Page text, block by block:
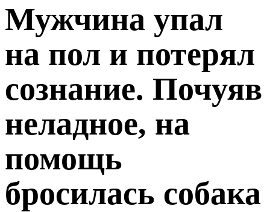
Мужчина упал
на пол и потерял
сознание. Почуяв
неладное, на
помощь
бросилась собака